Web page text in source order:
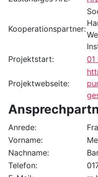
Kooperationspartner:
Projektstart:
01
Projektwebseite:
Anrede:
Vorname:
Nachname:
Telefon: